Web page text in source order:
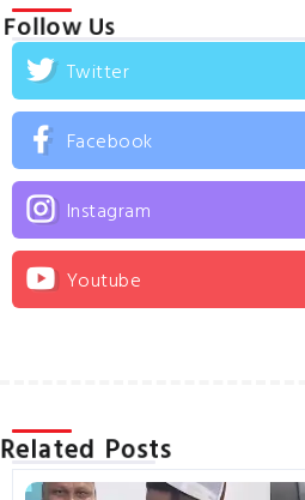
Follow Us
Twitter
Facebook
Instagram
Youtube
Posts